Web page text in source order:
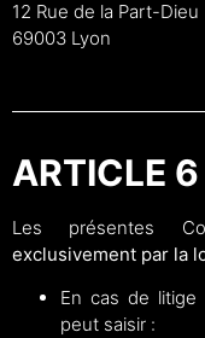
12 Rue de la Part-Dieu
69003 Lyon
ARTICLE
Les présentes
exclusivement par la
En cas de litige
peut saisir :